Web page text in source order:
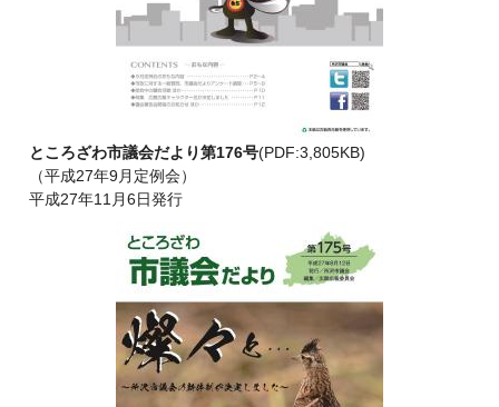
ところざわ市議会だより第176号(PDF:3,805KB)
（平成27年9月定例会）
平成27年11月6日発行